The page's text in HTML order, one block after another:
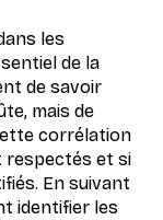
les
de la
de savoir
mais de
corrélation
respectés et si
En suivant
identifier les